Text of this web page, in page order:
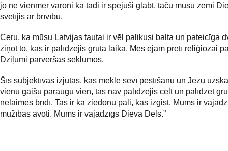
jo ne vienmēr varoņi kā tādi ir spējuši glābt, taču mūsu zemi
svētījis ar brīvību.
Ceru, ka mūsu Latvijas tautai ir vēl palikusi balta un pateicīga
ziņot to, kas ir palīdzējis grūtā laikā. Mēs ejam pretī reliģiozai
Dziļumi pārvēršas seklumos.
Šīs subjektīvās izjūtas, kas meklē sevī pestīšanu un Jēzu
vienu gaišu paraugu vien, tas nav palīdzējis celt un palīdzēt
nelaimes brīdī. Tas ir kā ziedoņu pali, kas izgist. Mums ir
mūžības avoti. Mums ir vajadzīgs Dieva Dēls.”